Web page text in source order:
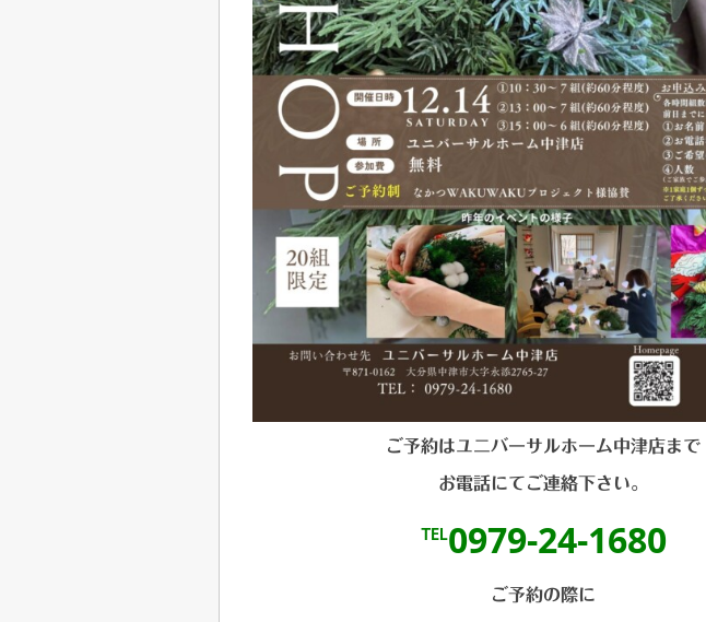
ご予約はユニバーサルホーム中津店まで
お電話にてご連絡下さい。
℡0979-24-1680
ご予約の際に